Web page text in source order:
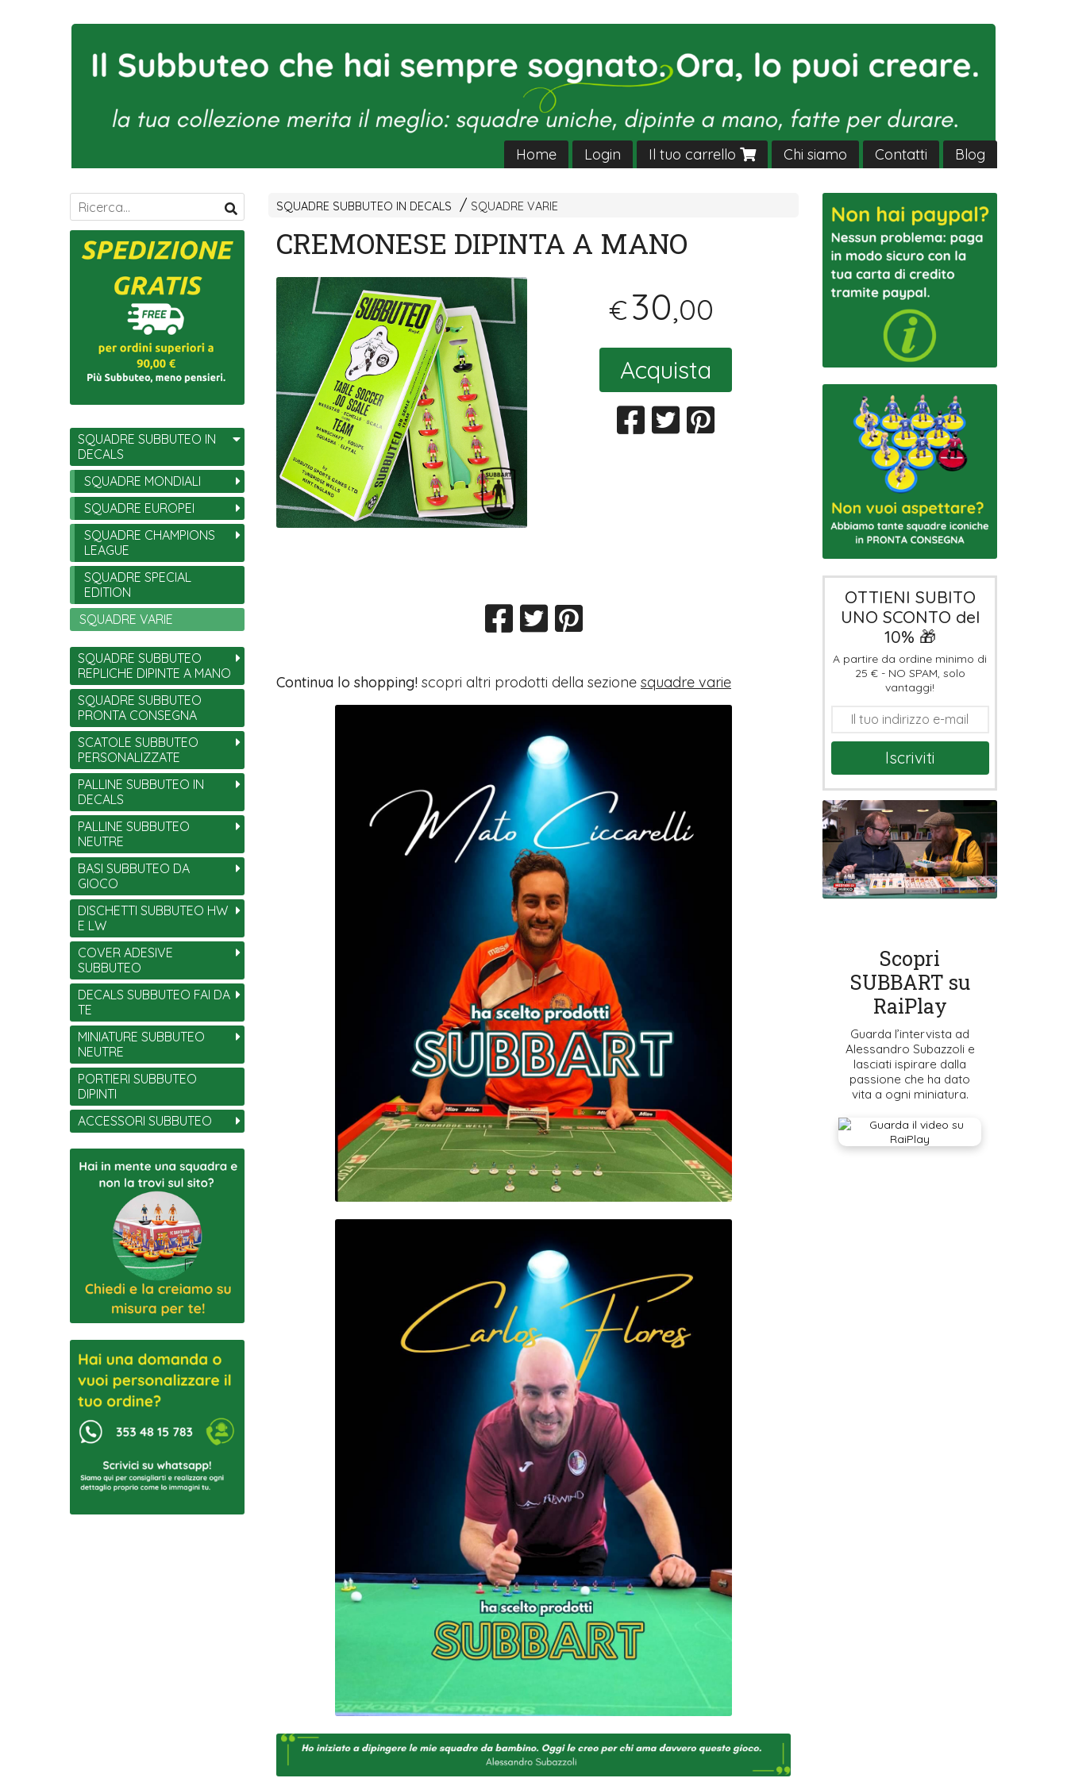
Home Login Il tuo carrello Chi siamo Contatti Blog
SQUADRE SUBBUTEO IN DECALS SQUADRE VARIE
CREMONESE DIPINTA A MANO
€30,00
Acquista
Continua lo shopping!scopri altri prodotti della sezione squadre varie
SQUADRE SUBBUTEO IN
DECALS
SQUADRE MONDIALI
SQUADRE EUROPEI
SQUADRE CHAMPIONS
LEAGUE
SQUADRE SPECIAL
EDITION
SQUADRE VARIE
SQUADRE SUBBUTEO
REPLICHE DIPINTE A MANO
SQUADRE SUBBUTEO
PRONTA CONSEGNA
SCATOLE SUBBUTEO
PERSONALIZZATE
PALLINE SUBBUTEO IN
DECALS
PALLINE SUBBUTEO
NEUTRE
BASI SUBBUTEO DA
GIOCO
DISCHETTI SUBBUTEO HW
E LW
COVER ADESIVE
SUBBUTEO
DECALS SUBBUTEO FAI DA
TE
MINIATURE SUBBUTEO
NEUTRE
PORTIERI SUBBUTEO
DIPINTI
ACCESSORI SUBBUTEO
OTTIENI SUBITO
UNO SCONTO del
10% 🎁
A partire da ordine minimo di
25 € - NO SPAM, solo
vantaggi!
Iscriviti
Scopri
SUBBART su
RaiPlay
Guarda l’intervista ad
Alessandro Subazzoli e
lasciati ispirare dalla
passione che ha dato
vita a ogni miniatura.